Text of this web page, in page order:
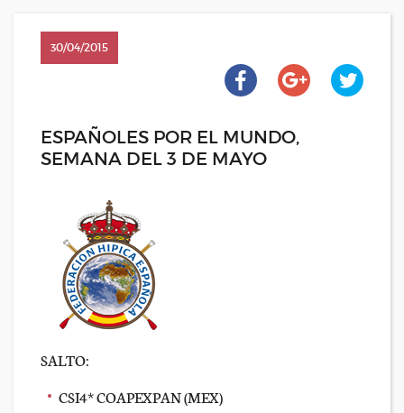
30/04/2015
ESPAÑOLES POR EL MUNDO,
SEMANA DEL 3 DE MAYO
SALTO:
CSI4* COAPEXPAN (MEX)